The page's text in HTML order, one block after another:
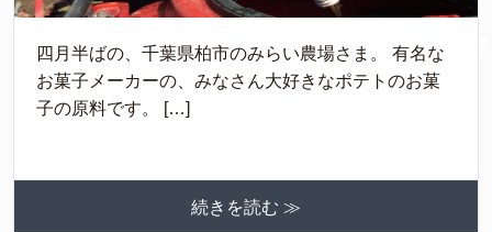
四月半ばの、千葉県柏市のみらい農場さま。 有名な
お菓子メーカーの、みなさん大好きなポテトのお菓
子の原料です。 […]
続きを読む ≫